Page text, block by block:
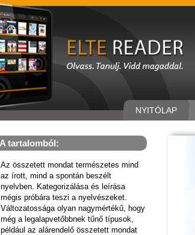
NYITÓLAP
A tartalomból:
Az összetett mondat természetes mind
az írott, mind a spontán beszélt
nyelvben. Kategorizálása és leírása
mégis próbára teszi a nyelvészeket.
Változatossága olyan nagymértékű, hogy
még a legalapvetőbbnek tűnő típusok,
például az alárendelő összetett mondat